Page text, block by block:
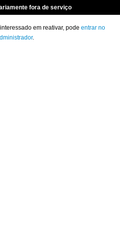
fora de serviço
em reativar, pode entrar no
.